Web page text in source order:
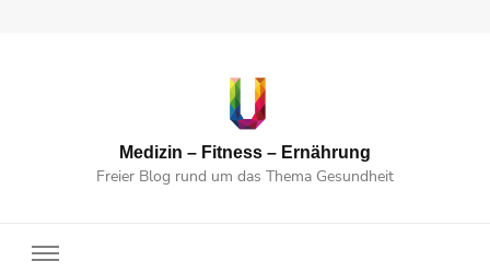
Medizin – Fitness – Ernährung
Freier Blog rund um das Thema Gesundheit